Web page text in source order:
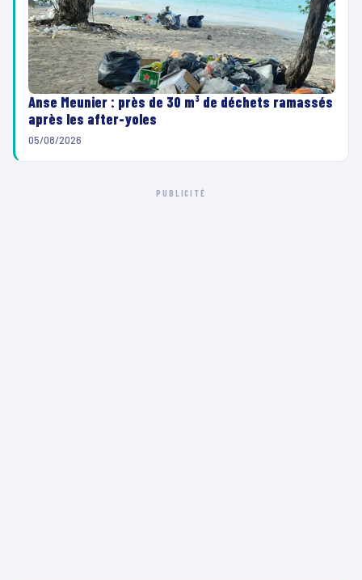
Anse Meunier : près de 30 m³ de déchets ramassés
après les after-yoles
05/08/2026
PUBLICITÉ